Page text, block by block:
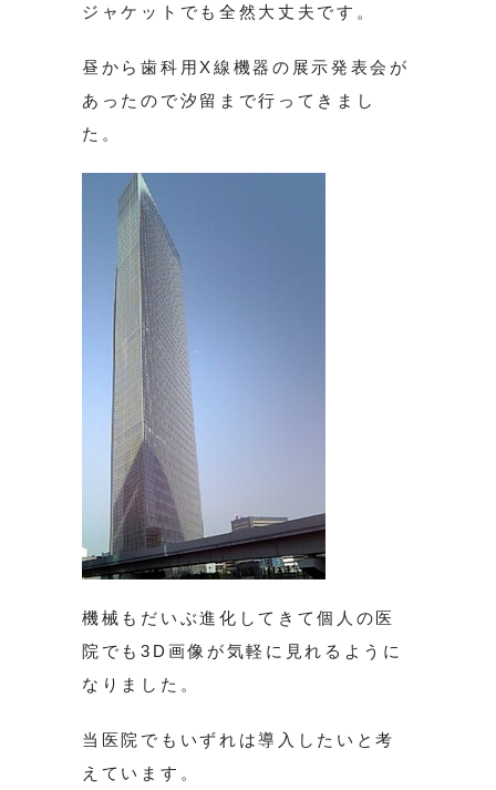
ジャケットでも全然大丈夫です。
昼から歯科用X線機器の展示発表会が
あったので汐留まで行ってきまし
た。
機械もだいぶ進化してきて個人の医
院でも3D画像が気軽に見れるように
なりました。
当医院でもいずれは導入したいと考
えています。